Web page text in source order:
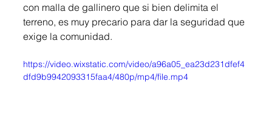
con malla de gallinero que si bien delimita el
terreno, es muy precario para dar la seguridad que
exige la comunidad.
https://video.wixstatic.com/video/a96a05_ea23d231dfef4
dfd9b9942093315faa4/480p/mp4/file.mp4